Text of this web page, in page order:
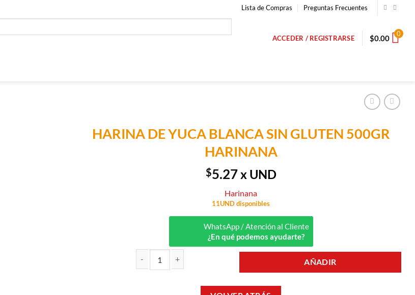
Lista de Compras Preguntas Frecuentes
ACCEDER / REGISTRARSE $0.00 0
HARINA DE YUCA BLANCA SIN GLUTEN 500GR
HARINANA
$5.27x UND
Harinana
11UND disponibles
WhatsApp / Atención al Cliente
¿En qué podemos ayudarte?
HARINA DE YUCA BLANCA SIN GLUTEN 500GR HARINANA cantidad
AÑADIR